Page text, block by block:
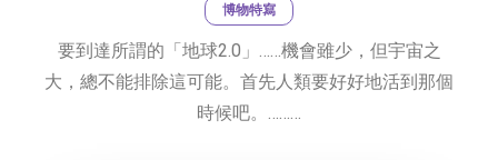
博物特寫
要到達所謂的「地球2.0」……機會雖少，但宇宙之
大，總不能排除這可能。首先人類要好好地活到那個
時候吧。………